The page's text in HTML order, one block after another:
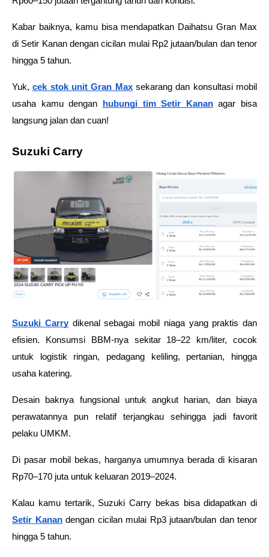
Kabar baiknya, kamu bisa mendapatkan Daihatsu Gran Max
di Setir Kanan dengan cicilan mulai Rp2 jutaan/bulan dan tenor
hingga 5 tahun.
Yuk, cek stok unit Gran Max sekarang dan konsultasi mobil
usaha kamu dengan hubungi tim Setir Kanan agar bisa
langsung jalan dan cuan!
Suzuki Carry
Suzuki Carry dikenal sebagai mobil niaga yang praktis dan
efisien. Konsumsi BBM-nya sekitar 18–22 km/liter, cocok
untuk logistik ringan, pedagang keliling, pertanian, hingga
usaha katering.
Desain baknya fungsional untuk angkut harian, dan biaya
perawatannya pun relatif terjangkau sehingga jadi favorit
pelaku UMKM.
Di pasar mobil bekas, harganya umumnya berada di kisaran
Rp70–170 juta untuk keluaran 2019–2024.
Setir Kanan dengan cicilan mulai Rp3 jutaan/bulan dan tenor
hingga 5 tahun.